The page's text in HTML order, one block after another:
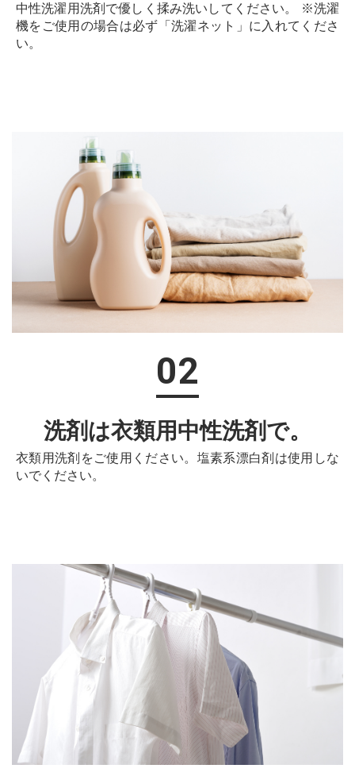
中性洗濯用洗剤で優しく揉み洗いしてください。 ※洗濯
機をご使用の場合は必ず「洗濯ネット」に入れてくださ
い。
02
洗剤は衣類用中性洗剤で。
衣類用洗剤をご使用ください。塩素系漂白剤は使用しな
いでください。